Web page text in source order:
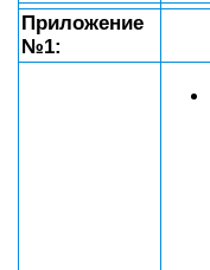
Приложение
№1: